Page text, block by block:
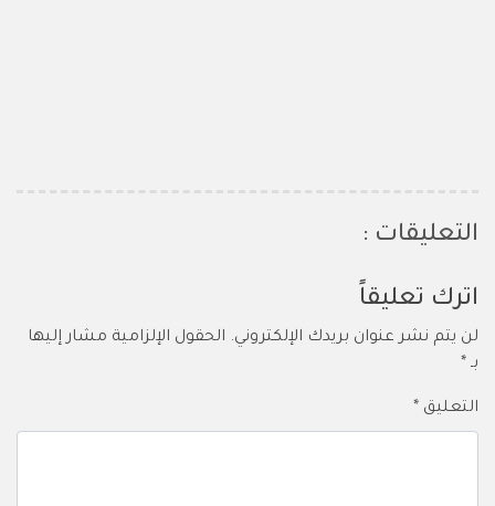
التعليقات :
اترك تعليقاً
لن يتم نشر عنوان بريدك الإلكتروني. الحقول الإلزامية مشار إليها
بـ *
التعليق *